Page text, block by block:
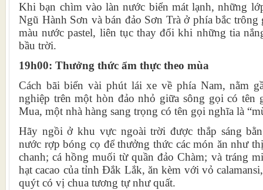
Khi bạn chìm vào làn nước biển mát lạnh, những
Ngũ Hành Sơn và bán đảo Sơn Trà ở phía bắc
màu nước pastel, liên tục thay đổi khi những tia
bầu trời.
19h00: Thưởng thức ẩm thực theo mùa
Cách bãi biển vài phút lái xe về phía Nam, nằm
nghiệp trên một hòn đảo nhỏ giữa sông gọi có tên
Mua, một nhà hàng sang trọng có tên gọi nghĩa là
Hãy ngồi ở khu vực ngoài trời được thắp sáng
nước rợp bóng cọ để thưởng thức các món ăn như
chanh; cá hồng muối từ quần đảo Chàm; và tráng
hạt cacao của tỉnh Đắk Lắk, ăn kèm với vỏ
quýt có vị chua tương tự như quất.